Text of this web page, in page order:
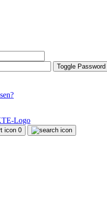
Toggle
0